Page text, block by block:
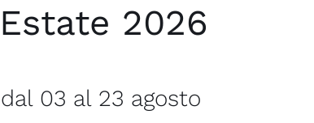
2026
03 al 23 agosto